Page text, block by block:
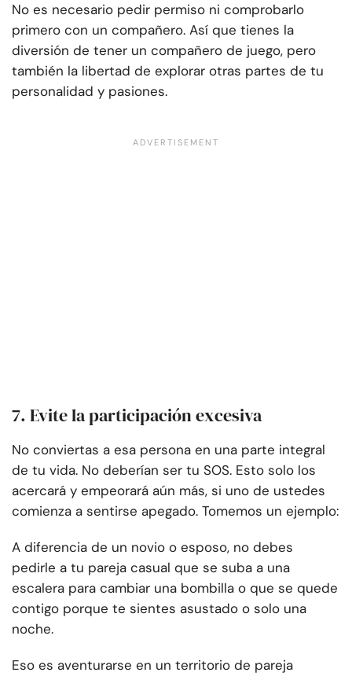
No es necesario pedir permiso ni comprobarlo
primero con un compañero. Así que tienes la
diversión de tener un compañero de juego, pero
también la libertad de explorar otras partes de tu
personalidad y pasiones.
7. Evite la participación excesiva
No conviertas a esa persona en una parte integral
de tu vida. No deberían ser tu SOS. Esto solo los
acercará y empeorará aún más, si uno de ustedes
comienza a sentirse apegado. Tomemos un ejemplo:
A diferencia de un novio o esposo, no debes
pedirle a tu pareja casual que se suba a una
escalera para cambiar una bombilla o que se quede
contigo porque te sientes asustado o solo una
noche.
Eso es aventurarse en un territorio de pareja